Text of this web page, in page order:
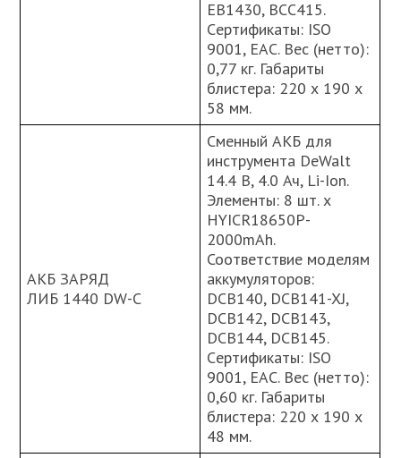
EB1430, BCC415.
Cертификаты: ISO
9001, ЕАС. Вес (нетто):
0,77 кг. Габариты
блистера: 220 х 190 х
58 мм.
АКБ ЗАРЯД
ЛИБ 1440 DW-C
Сменный АКБ для
инструмента DeWalt
14.4 В, 4.0 Ач, Li-Ion.
Элементы: 8 шт. х
HYIСR18650P-
2000mAh.
Соответствие моделям
аккумуляторов:
DCB140, DCB141-XJ,
DCB142, DCB143,
DCB144, DCB145.
Cертификаты: ISO
9001, ЕАС. Вес (нетто):
0,60 кг. Габариты
блистера: 220 х 190 х
48 мм.